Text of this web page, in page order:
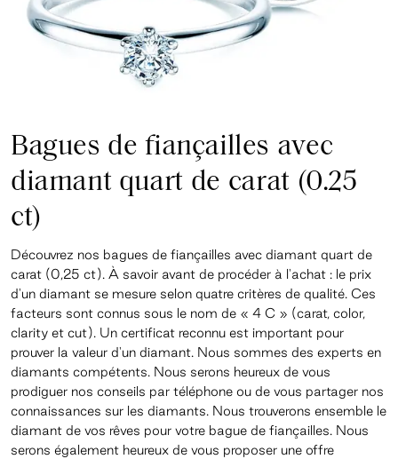
Bagues de fiançailles avec
diamant quart de carat (0.25
ct)
Découvrez nos bagues de fiançailles avec diamant quart de
carat (0,25 ct). À savoir avant de procéder à l'achat : le prix
d'un diamant se mesure selon quatre critères de qualité. Ces
facteurs sont connus sous le nom de « 4 C » (carat, color,
clarity et cut). Un certificat reconnu est important pour
prouver la valeur d'un diamant. Nous sommes des experts en
diamants compétents. Nous serons heureux de vous
prodiguer nos conseils par téléphone ou de vous partager nos
connaissances sur les diamants. Nous trouverons ensemble le
diamant de vos rêves pour votre bague de fiançailles. Nous
serons également heureux de vous proposer une offre